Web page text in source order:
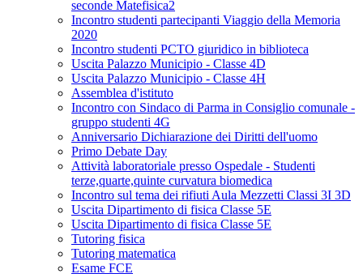
seconde Matefisica2
Incontro studenti partecipanti Viaggio della Memoria
2020
Incontro studenti PCTO giuridico in biblioteca
Uscita Palazzo Municipio - Classe 4D
Uscita Palazzo Municipio - Classe 4H
Assemblea d'istituto
Incontro con Sindaco di Parma in Consiglio comunale -
gruppo studenti 4G
Anniversario Dichiarazione dei Diritti dell'uomo
Primo Debate Day
Attività laboratoriale presso Ospedale - Studenti
terze,quarte,quinte curvatura biomedica
Incontro sul tema dei rifiuti Aula Mezzetti Classi 3I 3D
Uscita Dipartimento di fisica Classe 5E
Uscita Dipartimento di fisica Classe 5E
Tutoring fisica
Tutoring matematica
Esame FCE